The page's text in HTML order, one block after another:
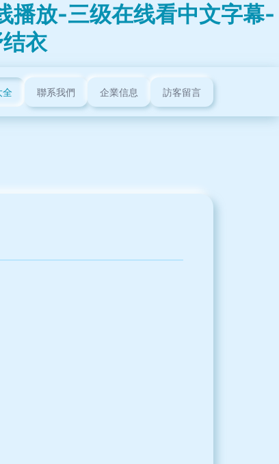
播放-三级在线看中文字幕-
衣
全 聯系我們 企業信息 訪客留言